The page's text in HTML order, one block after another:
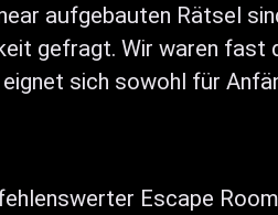
aufgebauten Rätsel
gefragt. Wir waren fast
sich sowohl für
Escape